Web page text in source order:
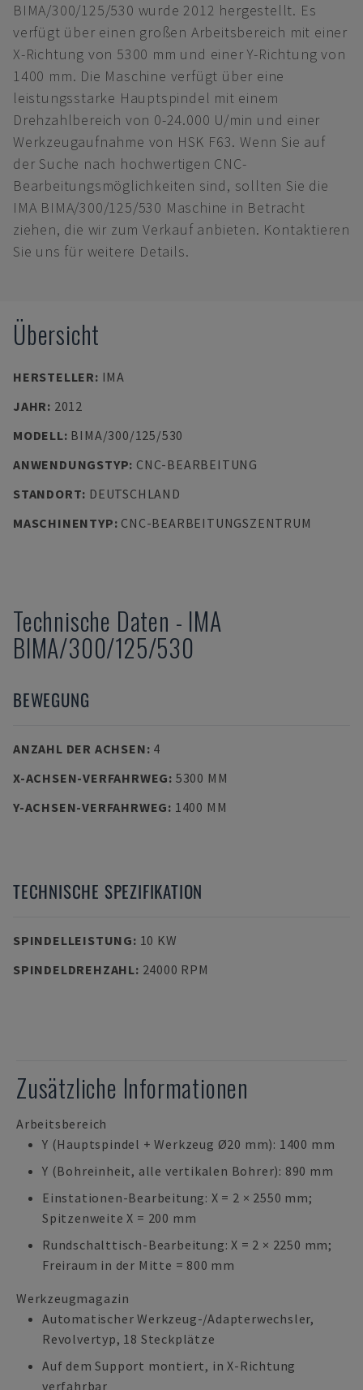
BIMA/300/125/530 wurde 2012 hergestellt. Es
verfügt über einen großen Arbeitsbereich mit einer
X-Richtung von 5300 mm und einer Y-Richtung von
1400 mm. Die Maschine verfügt über eine
leistungsstarke Hauptspindel mit einem
Drehzahlbereich von 0-24.000 U/min und einer
Werkzeugaufnahme von HSK F63. Wenn Sie auf
der Suche nach hochwertigen CNC-
Bearbeitungsmöglichkeiten sind, sollten Sie die
IMA BIMA/300/125/530 Maschine in Betracht
ziehen, die wir zum Verkauf anbieten. Kontaktieren
Sie uns für weitere Details.
Übersicht
HERSTELLER: IMA
JAHR: 2012
MODELL: BIMA/300/125/530
ANWENDUNGSTYP: CNC-BEARBEITUNG
STANDORT: DEUTSCHLAND
MASCHINENTYP: CNC-BEARBEITUNGSZENTRUM
Technische Daten - IMA
BIMA/300/125/530
BEWEGUNG
ANZAHL DER ACHSEN: 4
X-ACHSEN-VERFAHRWEG: 5300 MM
Y-ACHSEN-VERFAHRWEG: 1400 MM
TECHNISCHE SPEZIFIKATION
SPINDELLEISTUNG: 10 KW
SPINDELDREHZAHL: 24000 RPM
Zusätzliche Informationen
Arbeitsbereich
Y (Hauptspindel + Werkzeug Ø20 mm): 1400 mm
Y (Bohreinheit, alle vertikalen Bohrer): 890 mm
Einstationen-Bearbeitung: X = 2 × 2550 mm;
Spitzenweite X = 200 mm
Rundschalttisch-Bearbeitung: X = 2 × 2250 mm;
Freiraum in der Mitte = 800 mm
Werkzeugmagazin
Automatischer Werkzeug-/Adapterwechsler,
Revolvertyp, 18 Steckplätze
Auf dem Support montiert, in X-Richtung
verfahrbar